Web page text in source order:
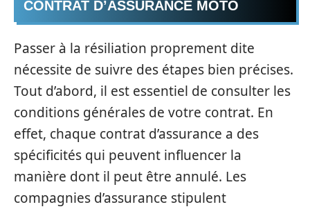
CONTRAT D’ASSURANCE MOTO
Passer à la résiliation proprement dite
nécessite de suivre des étapes bien précises.
Tout d’abord, il est essentiel de consulter les
conditions générales de votre contrat. En
effet, chaque contrat d’assurance a des
spécificités qui peuvent influencer la
manière dont il peut être annulé. Les
compagnies d’assurance stipulent